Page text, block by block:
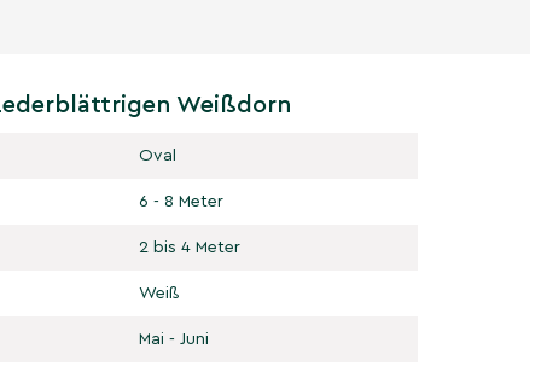
Weißdorn
Oval
6 - 8 Meter
2 bis 4 Meter
Weiß
Mai - Juni